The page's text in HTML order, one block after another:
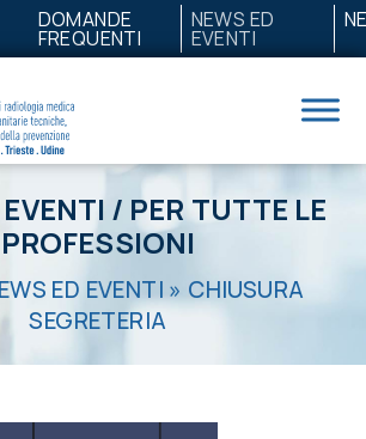
DOMANDE
FREQUENTI
NEWS ED
EVENTI
/ PER TUTTE LE
PROFESSIONI
ED EVENTI » CHIUSURA
SEGRETERIA